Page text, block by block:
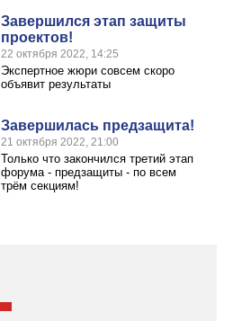
Завершился этап защиты
проектов!
22 октября 2022, 14:25
Экспертное жюри совсем скоро
объявит результаты
Завершилась предзащита!
21 октября 2022, 21:00
Только что закончился третий этап
форума - предзащиты - по всем
трём секциям!